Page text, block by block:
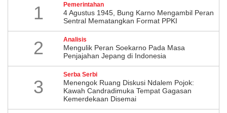
1 Pemerintahan
4 Agustus 1945, Bung Karno Mengambil Peran
Sentral Mematangkan Format PPKI
2 Analisis
Mengulik Peran Soekarno Pada Masa
Penjajahan Jepang di Indonesia
3
Serba Serbi
Menengok Ruang Diskusi Ndalem Pojok:
Kawah Candradimuka Tempat Gagasan
Kemerdekaan Disemai